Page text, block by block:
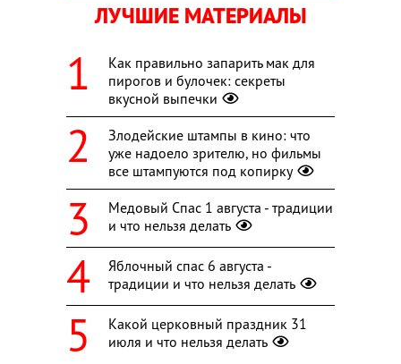
ЛУЧШИЕ МАТЕРИАЛЫ
Как правильно запарить мак для
пирогов и булочек: секреты
вкусной выпечки
Злодейские штампы в кино: что
уже надоело зрителю, но фильмы
все штампуются под копирку
Медовый Спас 1 августа - традиции
и что нельзя делать
Яблочный спас 6 августа -
традиции и что нельзя делать
Какой церковный праздник 31
июля и что нельзя делать